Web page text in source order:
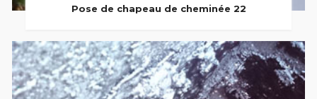
Pose de chapeau de cheminée 22